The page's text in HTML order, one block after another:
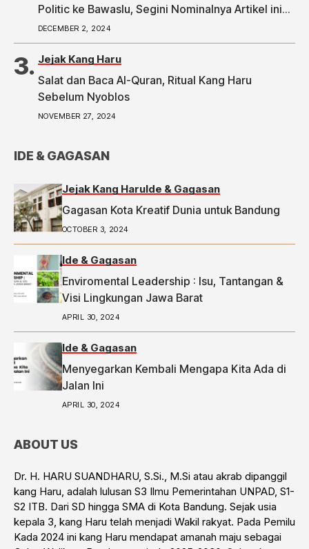
Politic ke Bawaslu, Segini Nominalnya Artikel ini
telah tayang di Tribunpriangan.com dengan judul
2 Ketua RW di Bandung Laporkan Dugaan Money
Politic ke Bawaslu, Segini Nominalnya,
https://priangan.tribunnews.com/2024/11/30/2-
ketua-rw-di-bandung-laporkan-dugaan-money-
DECEMBER 2, 2024
Jejak Kang Haru
Salat dan Baca Al-Quran, Ritual Kang Haru
Sebelum Nyoblos
NOVEMBER 27, 2024
IDE & GAGASAN
Jejak Kang HaruIde & Gagasan
Gagasan Kota Kreatif Dunia untuk Bandung
OCTOBER 3, 2024
Ide & Gagasan
Enviromental Leadership : Isu, Tantangan &
Visi Lingkungan Jawa Barat
APRIL 30, 2024
Ide & Gagasan
Menyegarkan Kembali Mengapa Kita Ada di
Jalan Ini
APRIL 30, 2024
ABOUT US
Dr. H. HARU SUANDHARU, S.Si., M.Si atau akrab dipanggil
kang Haru, adalah lulusan S3 Ilmu Pemerintahan UNPAD, S1-
S2 ITB. Dari SD hingga SMA di Kota Bandung. Sejak usia
kepala 3, kang Haru telah menjadi Wakil rakyat. Pada Pemilu
Kada 2024 ini kang Haru mendapat amanah maju sebagai